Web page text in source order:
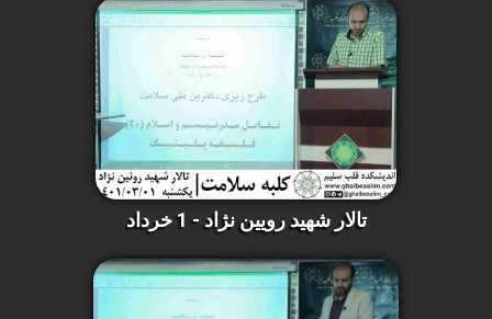
تالار شهید رویین نژاد - 1 خرداد